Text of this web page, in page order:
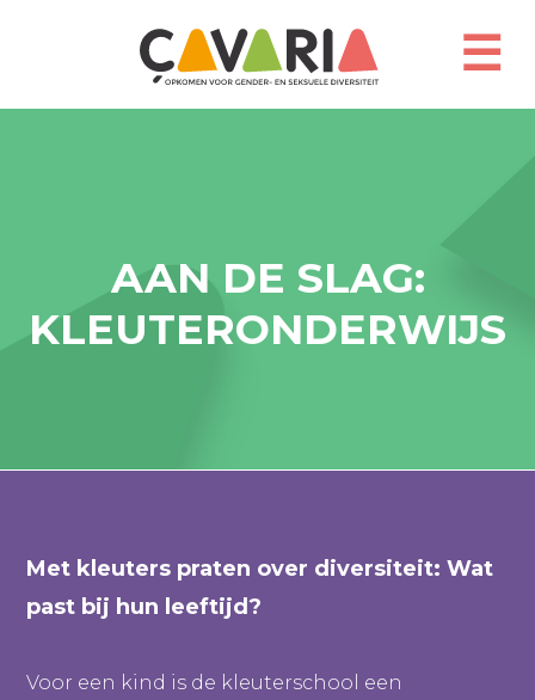
☰
AAN DE SLAG:
KLEUTERONDERWIJS
Met kleuters praten over diversiteit: Wat
past bij hun leeftijd?
Voor een kind is de kleuterschool een